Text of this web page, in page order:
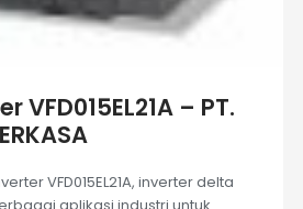
VFD015EL21A – PT.
VFD015EL21A, inverter delta